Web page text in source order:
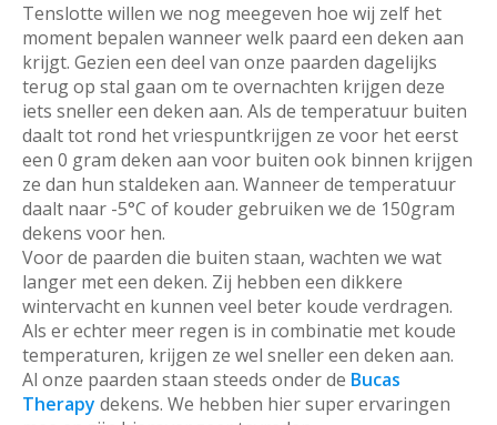
Tenslotte willen we nog meegeven hoe wij zelf het
moment bepalen wanneer welk paard een deken aan
krijgt. Gezien een deel van onze paarden dagelijks
terug op stal gaan om te overnachten krijgen deze
iets sneller een deken aan. Als de temperatuur buiten
daalt tot rond het vriespuntkrijgen ze voor het eerst
een 0 gram deken aan voor buiten ook binnen krijgen
ze dan hun staldeken aan. Wanneer de temperatuur
daalt naar -5°C of kouder gebruiken we de 150gram
dekens voor hen.
Voor de paarden die buiten staan, wachten we wat
langer met een deken. Zij hebben een dikkere
wintervacht en kunnen veel beter koude verdragen.
Als er echter meer regen is in combinatie met koude
temperaturen, krijgen ze wel sneller een deken aan.
Al onze paarden staan steeds onder de Bucas
Therapy dekens. We hebben hier super ervaringen